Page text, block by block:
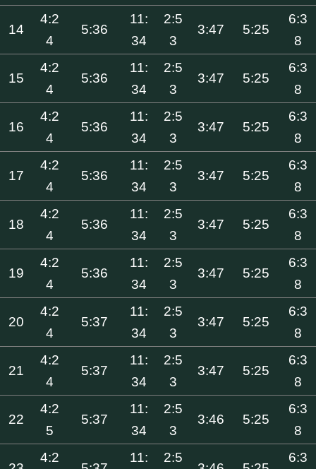
14
4:2
4
5:36
11:
34
2:5
3
3:47 5:25
6:3
8
15
4:2
4
5:36
11:
34
2:5
3
3:47 5:25
6:3
8
16
4:2
4
5:36
11:
34
2:5
3
3:47 5:25
6:3
8
17
4:2
4
5:36
11:
34
2:5
3
3:47 5:25
6:3
8
18
4:2
4
5:36
11:
34
2:5
3
3:47 5:25
6:3
8
19
4:2
4
5:36
11:
34
2:5
3
3:47 5:25
6:3
8
20
4:2
4
5:37
11:
34
2:5
3
3:47 5:25
6:3
8
21
4:2
4
5:37
11:
34
2:5
3
3:47 5:25
6:3
8
22
4:2
5
5:37
11:
34
2:5
3
3:46 5:25
6:3
8
4:2 11: 2:5 6:3